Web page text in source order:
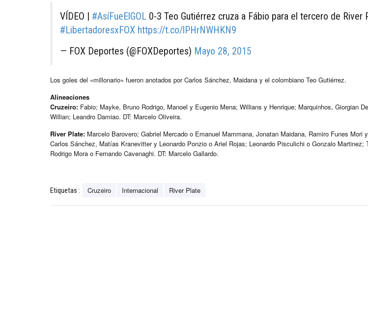
VÍDEO | #AsíFueElGOL 0-3 Teo Gutiérrez cruza a Fábio para el tercero de River
#LibertadoresxFOX https://t.co/lPHrNWHKN9
— FOX Deportes (@FOXDeportes) Mayo 28, 2015
Los goles del «millonario» fueron anotados por Carlos Sánchez, Maidana y el colombiano Teo Gutiérrez.
Alineaciones
Cruzeiro: Fabio; Mayke, Bruno Rodrigo, Manoel y Eugenio Mena; Willians y Henrique; Marquinhos, Giorgian
Willian; Leandro Damiao. DT: Marcelo Oliveira.
River Plate: Marcelo Barovero; Gabriel Mercado o Emanuel Mammana, Jonatan Maidana, Ramiro Funes Mori
Carlos Sánchez, Matías Kranevitter y Leonardo Ponzio o Ariel Rojas; Leonardo Pisculichi o Gonzalo Martinez;
Rodrigo Mora o Fernando Cavenaghi. DT: Marcelo Gallardo.
Etiquetas : Cruzeiro Internacional River Plate